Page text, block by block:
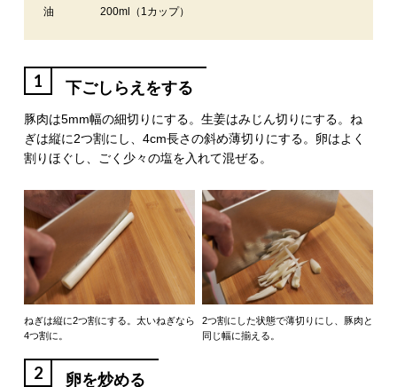
油
200ml（1カップ）
1 下ごしらえをする
豚肉は5mm幅の細切りにする。生姜はみじん切りにする。ね
ぎは縦に2つ割にし、4cm長さの斜め薄切りにする。卵はよく
割りほぐし、ごく少々の塩を入れて混ぜる。
ねぎは縦に2つ割にする。太いねぎなら
4つ割に。
2つ割にした状態で薄切りにし、豚肉と
同じ幅に揃える。
2 卵を炒める